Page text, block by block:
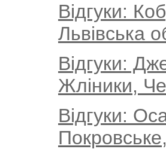
Відгуки:
Львівська
Відгуки:
Жліники,
Відгуки: